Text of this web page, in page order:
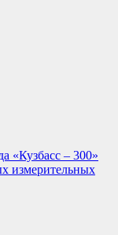
«Кузбасс – 300»
измерительных